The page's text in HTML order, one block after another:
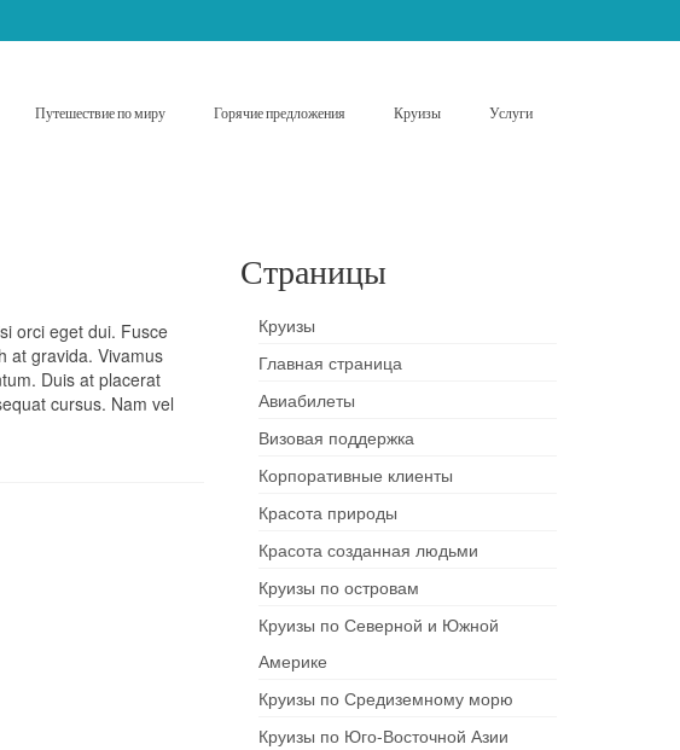
Путешествие по миру Горячие предложения Круизы Услуги
orci eget dui. Fusce
at gravida. Vivamus
Duis at placerat
cursus. Nam vel
Страницы
Круизы
Главная страница
Авиабилеты
Визовая поддержка
Корпоративные клиенты
Красота природы
Красота созданная людьми
Круизы по островам
Круизы по Северной и Южной
Америке
Круизы по Средиземному морю
Круизы по Юго-Восточной Азии